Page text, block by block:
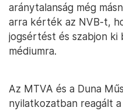
aránytalanság még
arra kérték az NVB-t,
jogsértést és szabjon ki
médiumra.
Az MTVA és a Duna
nyilatkozatban reagált